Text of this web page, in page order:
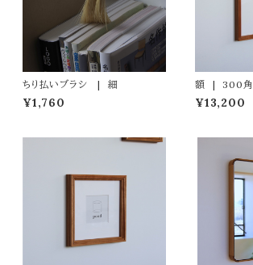
ちり払いブラシ | 細
¥1,760
額 | 300角
¥13,200